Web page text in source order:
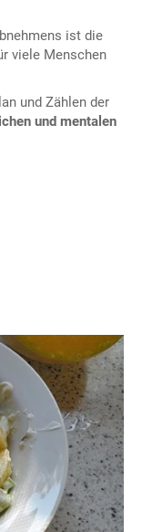
ist die
viele Menschen
und Zählen der
und mentalen